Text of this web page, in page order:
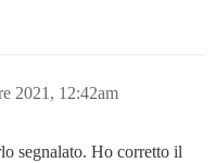
2021, 12:42am
segnalato. Ho corretto il